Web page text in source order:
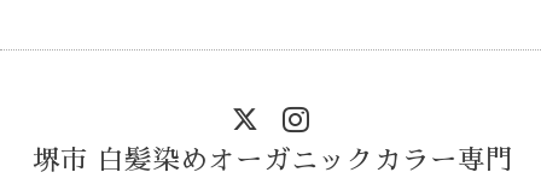
堺市 白髪染めオーガニックカラー専門